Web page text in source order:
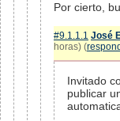
Por cierto,
#9.1.1.1 José
horas) (
Invitado
publicar